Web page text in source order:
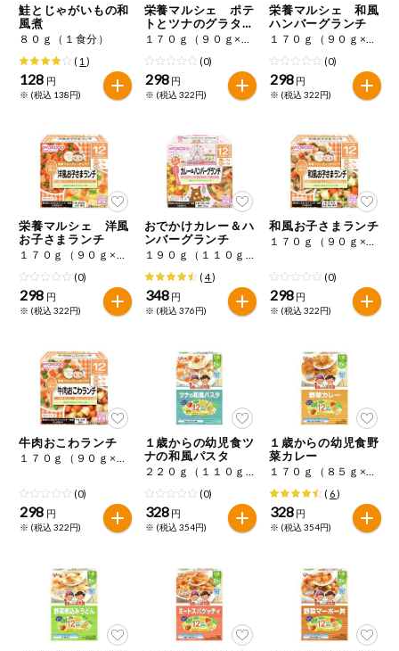
鮭とじゃがいもの和
風煮
８０ｇ（１食分）
( 1 )
128 円
※ (税込 138円)
栄養マルシェ ポテ
トとツナのグラタン
ランチ
１７０ｇ（９０ｇ×１個、８０ｇ×１個）
(0)
298 円
※ (税込 322円)
栄養マルシェ 和風
ハンバーグランチ
１７０ｇ（９０ｇ×１個、８０ｇ×１個）
(0)
298 円
※ (税込 322円)
栄養マルシェ 洋風
お子さまランチ
１７０ｇ（９０ｇ×１個、８０ｇ×１個）
(0)
298 円
※ (税込 322円)
おでかけカレー＆ハ
ンバーグランチ
１９０ｇ（１１０ｇ×１、８０ｇ×１）
( 4)
348 円
※ (税込 376円)
和風お子さまランチ
１７０ｇ（９０ｇ×１・８０ｇ×１）
(0)
298 円
※ (税込 322円)
牛肉おこわランチ
１７０ｇ（９０ｇ×１・８０ｇ×１）
(0)
298 円
※ (税込 322円)
１歳からの幼児食ツ
ナの和風パスタ
２２０ｇ（１１０ｇ×２）
(0)
328 円
※ (税込 354円)
１歳からの幼児食野
菜カレー
１７０ｇ（８５ｇ×２）
( 6)
328 円
※ (税込 354円)